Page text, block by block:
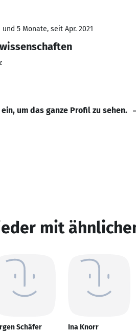
und 5 Monate, seit Apr. 2021
um das ganze Profil zu sehen.
mit
Schäfer Ina Knorr